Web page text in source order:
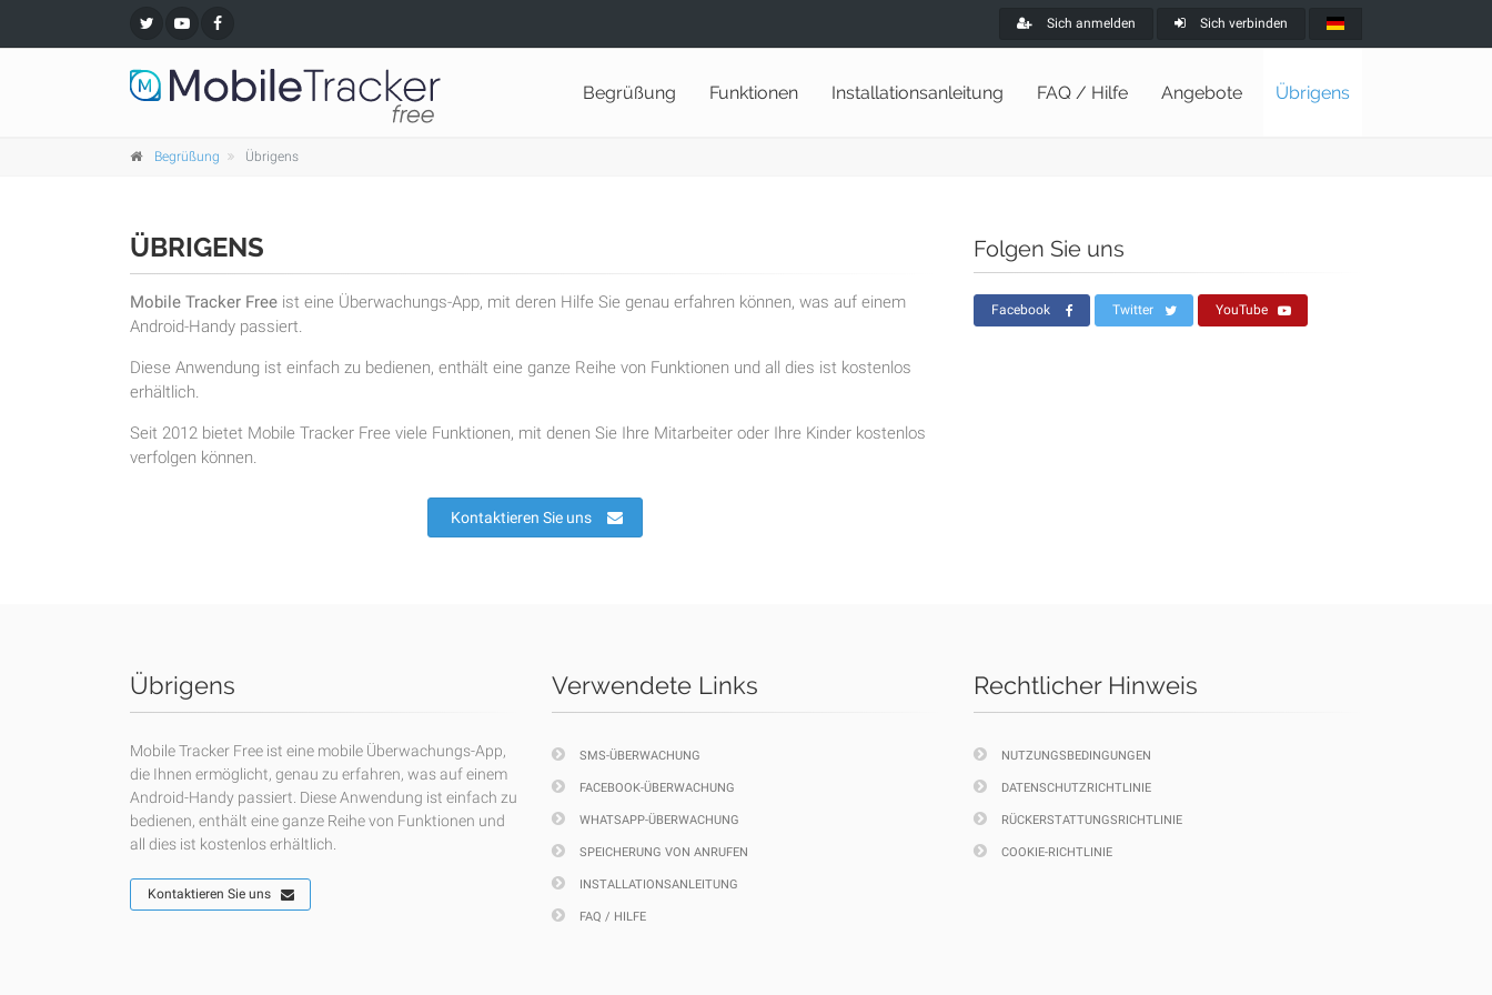
Sich anmelden Sich verbinden
Begrüßung Funktionen Installationsanleitung FAQ / Hilfe Angebote Übrigens
Begrüßung Übrigens
ÜBRIGENS
Mobile Tracker Free ist eine Überwachungs-App, mit deren Hilfe Sie genau erfahren können, was auf einem
Android-Handy passiert.
Diese Anwendung ist einfach zu bedienen, enthält eine ganze Reihe von Funktionen und all dies ist kostenlos
erhältlich.
Seit 2012 bietet Mobile Tracker Free viele Funktionen, mit denen Sie Ihre Mitarbeiter oder Ihre Kinder kostenlos
verfolgen können.
Kontaktieren Sie uns
Folgen Sie uns
Facebook Twitter YouTube
Übrigens
Mobile Tracker Free ist eine mobile Überwachungs-App,
die Ihnen ermöglicht, genau zu erfahren, was auf einem
Android-Handy passiert. Diese Anwendung ist einfach zu
bedienen, enthält eine ganze Reihe von Funktionen und
all dies ist kostenlos erhältlich.
Kontaktieren Sie uns
Verwendete Links
SMS-ÜBERWACHUNG
FACEBOOK-ÜBERWACHUNG
WHATSAPP-ÜBERWACHUNG
SPEICHERUNG VON ANRUFEN
INSTALLATIONSANLEITUNG
FAQ / HILFE
Rechtlicher Hinweis
NUTZUNGSBEDINGUNGEN
DATENSCHUTZRICHTLINIE
RÜCKERSTATTUNGSRICHTLINIE
COOKIE-RICHTLINIE